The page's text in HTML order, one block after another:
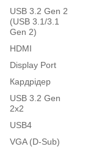
USB 3.2 Gen 2
(USB 3.1/3.1
Gen 2)
HDMI
Display Port
Кардрідер
USB 3.2 Gen
2x2
USB4
VGA (D-Sub)